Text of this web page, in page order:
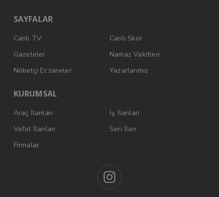
SAYFALAR
Canlı TV
Canlı Skor
Gazeteler
Namaz Vakitleri
Nöbetçi Eczaneler
Yazarlarımız
KURUMSAL
Araç İlanları
İş İlanları
Vefat İlanları
Seri İlan
Firmalar